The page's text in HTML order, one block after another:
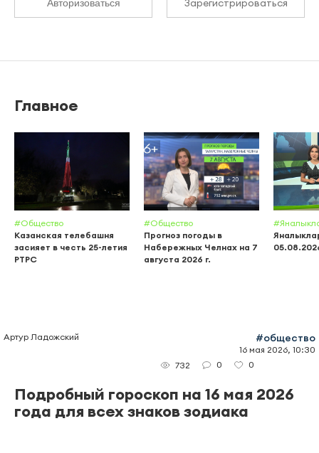
Авторизоваться Зарегистрироваться
Главное
#Общество
Казанская телебашня
засияет в честь 25-летия
РТРС
#Общество
Прогноз погоды в
Набережных Челнах на 7
августа 2026 г.
Артур Ладожский #общество
16 мая 2026, 10:30
732
0 0
Подробный гороскоп на 16 мая 2026
года для всех знаков зодиака